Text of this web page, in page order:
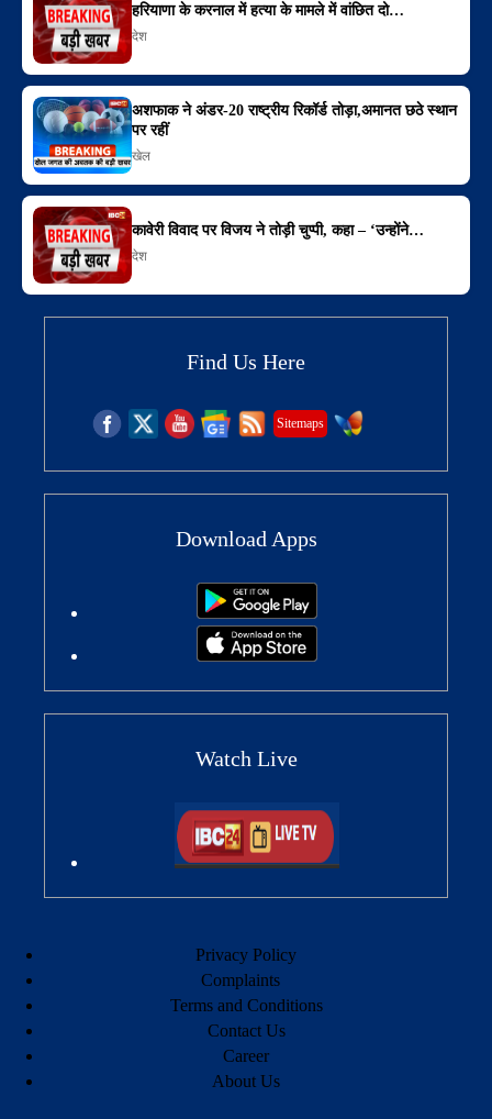
हरियाणा के करनाल में हत्या के मामले में वांछित दो…
देश
अशफाक ने अंडर-20 राष्ट्रीय रिकॉर्ड तोड़ा,अमानत छठे स्थान
पर रहीं
खेल
कावेरी विवाद पर विजय ने तोड़ी चुप्पी, कहा – ‘उन्होंने…
देश
Find Us Here
Sitemaps
Download Apps
Watch Live
Privacy Policy
Complaints
Terms and Conditions
Contact Us
Career
About Us